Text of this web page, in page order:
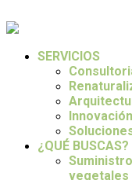
SERVICIOS
¿QUÉ BUSCAS?
vegetales